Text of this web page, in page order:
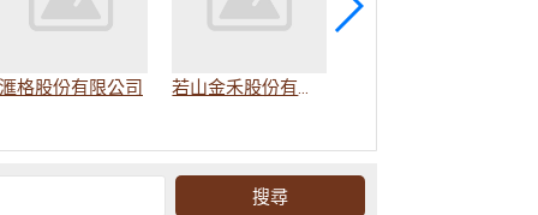
格股份有限公司 若山金禾股份有限公司